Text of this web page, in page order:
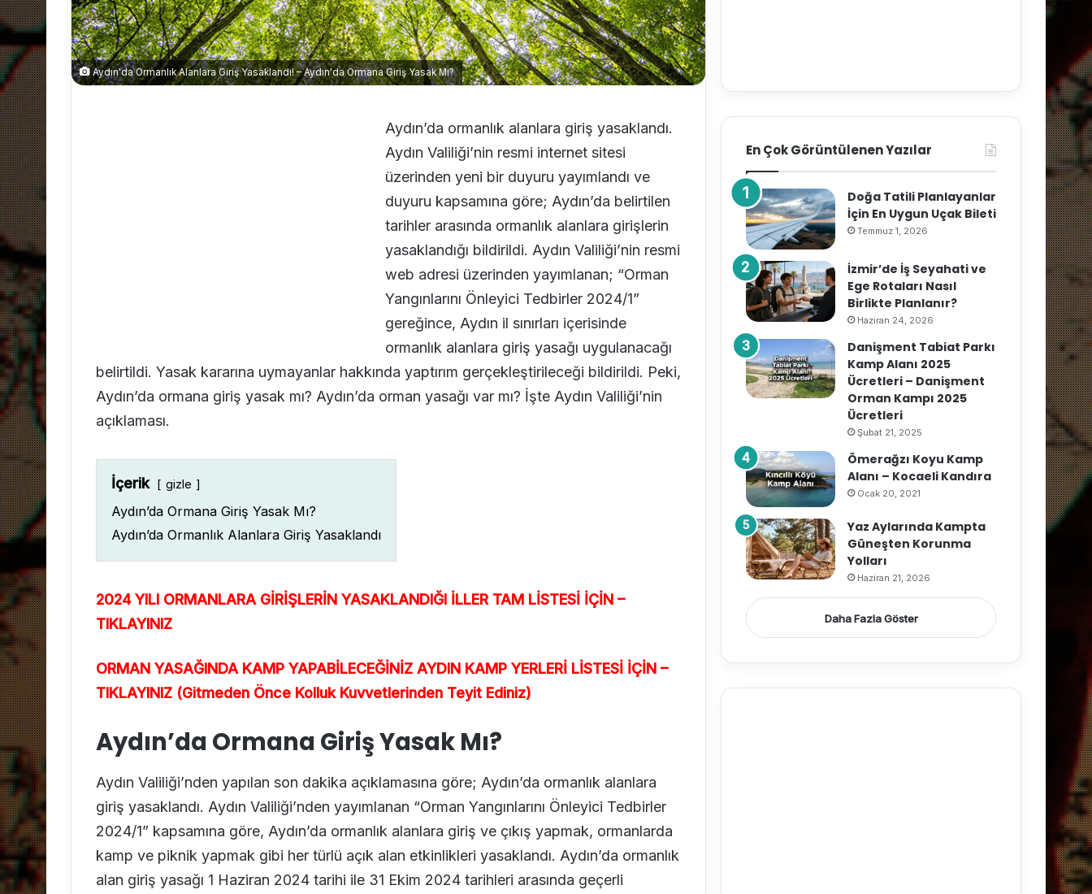
Aydın'da Ormanlık Alanlara Giriş Yasaklandı! – Aydın'da Ormana Giriş Yasak Mı?
Aydın’da ormanlık alanlara giriş yasaklandı.
Aydın Valiliği’nin resmi internet sitesi
üzerinden yeni bir duyuru yayımlandı ve
duyuru kapsamına göre; Aydın’da belirtilen
tarihler arasında ormanlık alanlara girişlerin
yasaklandığı bildirildi. Aydın Valiliği’nin resmi
web adresi üzerinden yayımlanan; “Orman
Yangınlarını Önleyici Tedbirler 2024/1”
gereğince, Aydın il sınırları içerisinde
ormanlık alanlara giriş yasağı uygulanacağı
belirtildi. Yasak kararına uymayanlar hakkında yaptırım gerçekleştirileceği bildirildi. Peki,
Aydın’da ormana giriş yasak mı? Aydın’da orman yasağı var mı? İşte Aydın Valiliği’nin
açıklaması.
İçerik gizle
Aydın’da Ormana Giriş Yasak Mı?
Aydın’da Ormanlık Alanlara Giriş Yasaklandı
2024 YILI ORMANLARA GİRİŞLERİN YASAKLANDIĞI İLLER TAM LİSTESİ İÇİN –
TIKLAYINIZ
ORMAN YASAĞINDA KAMP YAPABİLECEĞİNİZ AYDIN KAMP YERLERİ LİSTESİ İÇİN –
TIKLAYINIZ (Gitmeden Önce Kolluk Kuvvetlerinden Teyit Ediniz)
Aydın’da Ormana Giriş Yasak Mı?
Aydın Valiliği’nden yapılan son dakika açıklamasına göre; Aydın’da ormanlık alanlara
giriş yasaklandı. Aydın Valiliği’nden yayımlanan “Orman Yangınlarını Önleyici Tedbirler
2024/1” kapsamına göre, Aydın’da ormanlık alanlara giriş ve çıkış yapmak, ormanlarda
kamp ve piknik yapmak gibi her türlü açık alan etkinlikleri yasaklandı. Aydın’da ormanlık
alan giriş yasağı 1 Haziran 2024 tarihi ile 31 Ekim 2024 tarihleri arasında geçerli
En Çok Görüntülenen Yazılar
Doğa Tatili Planlayanlar
İçin En Uygun Uçak Bileti
Temmuz 1, 2026
İzmir’de İş Seyahati ve
Ege Rotaları Nasıl
Birlikte Planlanır?
Haziran 24, 2026
Danişment Tabiat Parkı
Kamp Alanı 2025
Ücretleri – Danişment
Orman Kampı 2025
Ücretleri
Şubat 21, 2025
Ömerağzı Koyu Kamp
Alanı – Kocaeli Kandıra
Ocak 20, 2021
Yaz Aylarında Kampta
Güneşten Korunma
Yolları
Haziran 21, 2026
Daha Fazla Göster